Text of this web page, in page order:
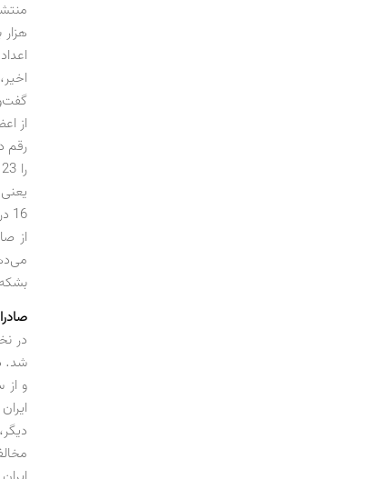
از
از
در
شد.
و